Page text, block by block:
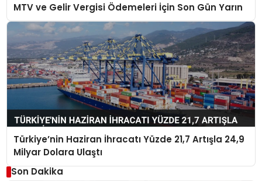
MTV ve Gelir Vergisi Ödemeleri İçin Son Gün Yarın
Türkiye’nin Haziran İhracatı Yüzde 21,7 Artışla 24,9
Milyar Dolara Ulaştı
Son Dakika